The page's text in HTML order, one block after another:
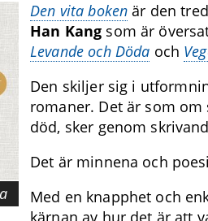
Den vita boken är den
Han Kang som är
Levande och Döda och
Den skiljer sig i
romaner. Det är som
död, sker genom
Det är minnena och
Med en knapphet och